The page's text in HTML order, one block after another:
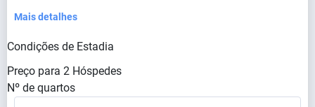
Mais detalhes
Condições de Estadia
Preço para 2 Hóspedes
Nº de quartos